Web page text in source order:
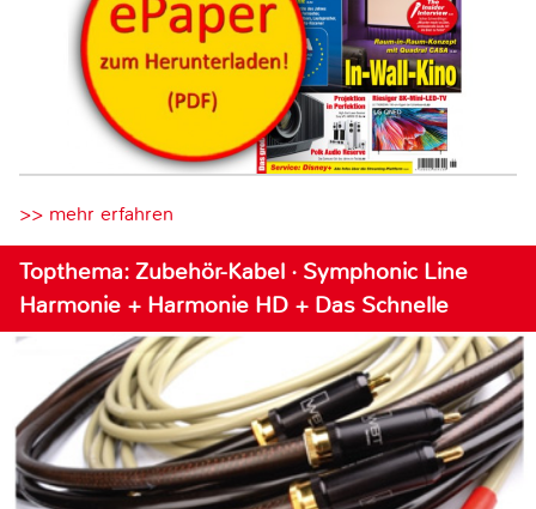
>> mehr erfahren
Topthema: Zubehör-Kabel · Symphonic Line
Harmonie + Harmonie HD + Das Schnelle